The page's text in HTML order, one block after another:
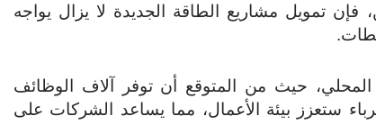
فإن تمويل مشاريع الطاقة الجديدة لا يزال يواجه
المحلي، حيث من المتوقع أن توفر آلاف الوظائف
ستعزز بيئة الأعمال، مما يساعد الشركات على